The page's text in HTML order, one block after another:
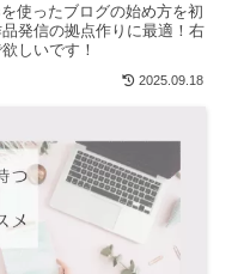
使ったブログの始め方を初
発信の拠点作りに最適！右
しいです！
2025.09.18